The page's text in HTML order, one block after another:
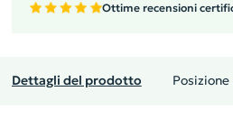
Ottime recensioni
Dettagli del prodotto